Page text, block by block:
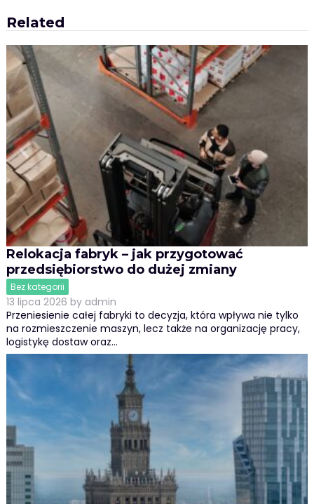
Related
Relokacja fabryk – jak przygotować
przedsiębiorstwo do dużej zmiany
Bez kategorii
13 lipca 2026 by admin
Przeniesienie całej fabryki to decyzja, która wpływa nie tylko
na rozmieszczenie maszyn, lecz także na organizację pracy,
logistykę dostaw oraz…